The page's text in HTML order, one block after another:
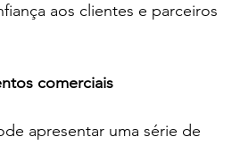
aos clientes e parceiros
comerciais
apresentar uma série de